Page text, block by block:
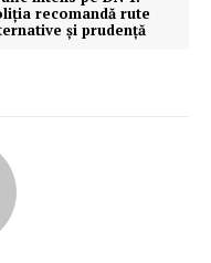
recomandă rute
și prudență